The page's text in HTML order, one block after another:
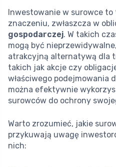
Inwestowanie w surowce
znaczeniu, zwłaszcza w
gospodarczej. W takich
mogą być
atrakcyjną alternatywą dla
takich jak akcje czy
właściwego podejmowania
można efektywnie
surowców do ochrony
Warto zrozumieć, jakie
przykuwają uwagę
nich: